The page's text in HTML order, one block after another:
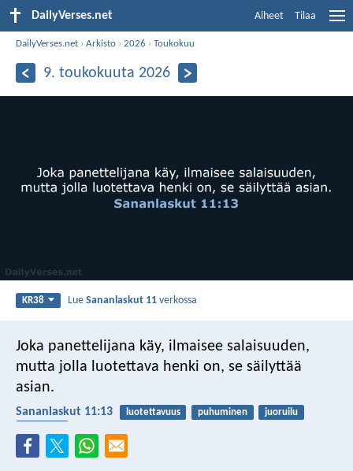
DailyVerses.net Aiheet Tilaa
DailyVerses.net ›Arkisto ›2026 ›Toukokuu
9. toukokuuta 2026
KR38 LueSananlaskut 11 verkossa
Joka panettelijana käy, ilmaisee salaisuuden,
mutta jolla luotettava henki on, se säilyttää
asian.
Sananlaskut 11:13 luotettavuus puhuminen
juoruilu